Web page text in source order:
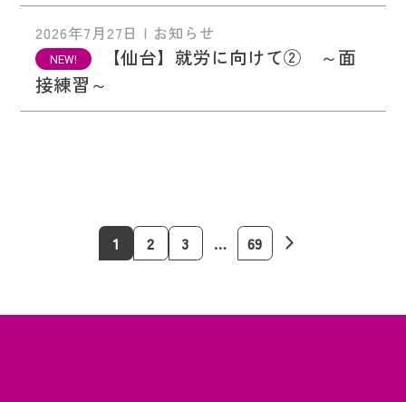
2026年7月27日 | お知らせ
【仙台】就労に向けて② ～面
接練習～
1 2 3 … 69